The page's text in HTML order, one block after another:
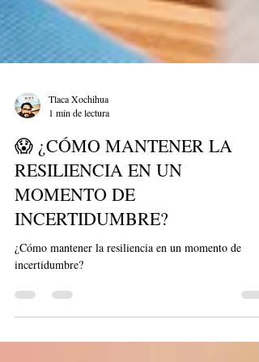
Tlaca Xochihua
😱 ¿CÓMO MANTENER LA
RESILIENCIA EN UN
MOMENTO DE
INCERTIDUMBRE?
¿Cómo mantener la resiliencia en un momento de